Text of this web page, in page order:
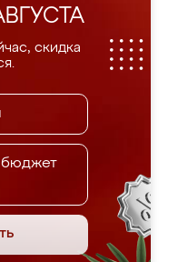
скидка